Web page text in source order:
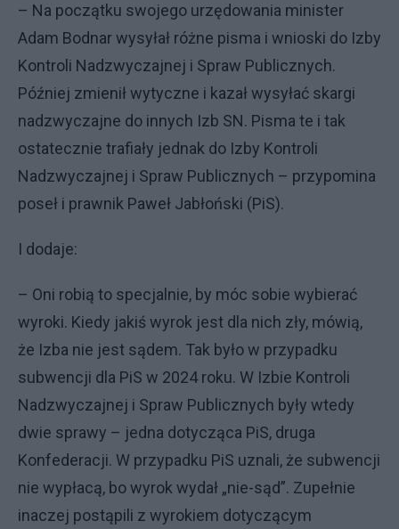
– Na początku swojego urzędowania minister
Adam Bodnar wysyłał różne pisma i wnioski do Izby
Kontroli Nadzwyczajnej i Spraw Publicznych.
Później zmienił wytyczne i kazał wysyłać skargi
nadzwyczajne do innych Izb SN. Pisma te i tak
ostatecznie trafiały jednak do Izby Kontroli
Nadzwyczajnej i Spraw Publicznych – przypomina
poseł i prawnik Paweł Jabłoński (PiS).
I dodaje:
– Oni robią to specjalnie, by móc sobie wybierać
wyroki. Kiedy jakiś wyrok jest dla nich zły, mówią,
że Izba nie jest sądem. Tak było w przypadku
subwencji dla PiS w 2024 roku. W Izbie Kontroli
Nadzwyczajnej i Spraw Publicznych były wtedy
dwie sprawy – jedna dotycząca PiS, druga
Konfederacji. W przypadku PiS uznali, że subwencji
nie wypłacą, bo wyrok wydał „nie-sąd”. Zupełnie
inaczej postąpili z wyrokiem dotyczącym